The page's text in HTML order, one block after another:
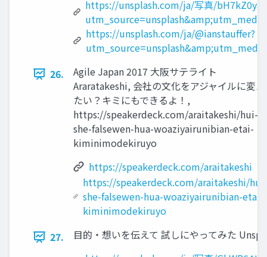
https://unsplash.com/ja/写真/
https://unsplash.com/ja/@ianstauffer?
26.
Agile Japan 2017 大阪サテライト
Araratakeshi, 会社の文化をアジャイルに変え
たい？キミにもできるよ！,
https://speakerdeck.com/araitakeshi/hui-
she-falsewen-hua-woaziyairunibian-etai-
kiminimodekiruyo
https://speakerdeck.com/araitakeshi
https://speakerdeck.com/araitakeshi/hui-
she-falsewen-hua-woaziyairunibian-etai-
kiminimodekiruyo
27.
目的・想いを伝えて 試しにやってみた